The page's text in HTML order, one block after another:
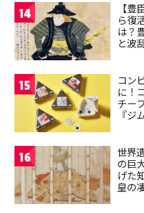
14
【
ら復
は？
と波
15
コン
に！
チー
『ジ
16
世界
の巨
げた
皇の